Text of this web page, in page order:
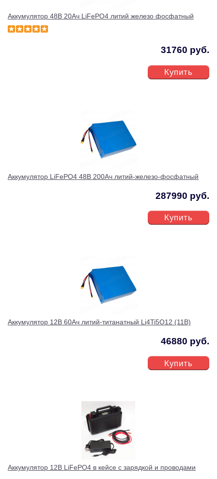
Аккумулятор 48В 20Ач LiFePO4 литий железо фосфатный
31760 руб.
Купить
Аккумулятор LiFePO4 48В 200Ач литий-железо-фосфатный
287990 руб.
Купить
Аккумулятор 12В 60Ач литий-титанатный Li4Ti5O12 (11В)
46880 руб.
Купить
Аккумулятор 12В LiFePO4 в кейсе с зарядкой и проводами